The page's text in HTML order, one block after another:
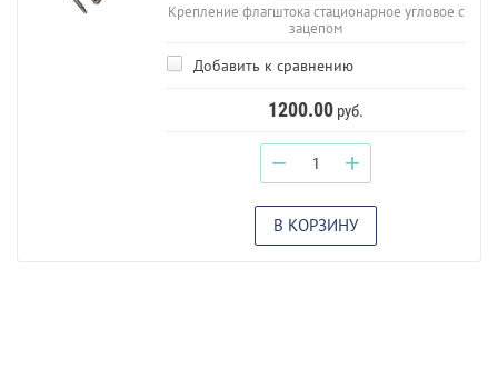
Крепление флагштока стационарное угловое с
зацепом
Добавить к сравнению
1200.00 руб.
− +
В КОРЗИНУ